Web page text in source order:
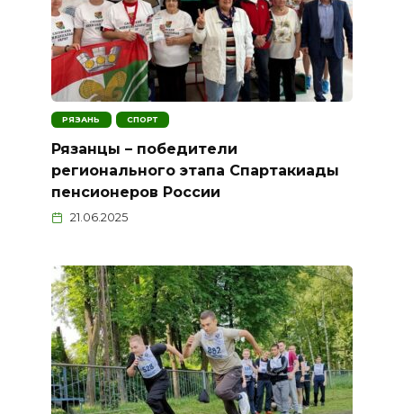
РЯЗАНЬ СПОРТ
Рязанцы – победители
регионального этапа Спартакиады
пенсионеров России
21.06.2025